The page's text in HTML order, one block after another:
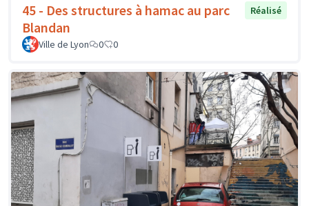
45 - Des structures à hamac au parc
Blandan
Réalisé
Ville de Lyon 0 0